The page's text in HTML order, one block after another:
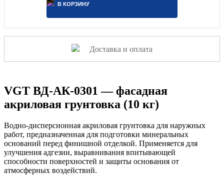
В КОРЗИНУ
Доставка и оплата
VGT ВД-АК-0301 — фасадная
акриловая грунтовка (10 кг)
Водно-дисперсионная акриловая грунтовка для наружных
работ, предназначенная для подготовки минеральных
оснований перед финишной отделкой. Применяется для
улучшения адгезии, выравнивания впитывающей
способности поверхностей и защиты основания от
атмосферных воздействий.